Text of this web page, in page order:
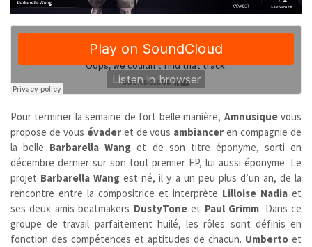
Pour terminer la semaine de fort belle manière, Amnusiquevous
propose de vous évaderet de vous ambiancer en compagnie de
la belle Barbarella Wang et de son titre éponyme, sorti en
décembre dernier sur son tout premier EP, lui aussi éponyme. Le
projet Barbarella Wang est né, il y a un peu plus d’un an, de la
rencontre entre la compositrice et interprète Lilloise Nadia et
ses deux amis beatmakers DustyToneet Paul Grimm. Dans ce
groupe de travail parfaitement huilé, les rôles sont définis en
fonction des compétences et aptitudes de chacun. Umberto et